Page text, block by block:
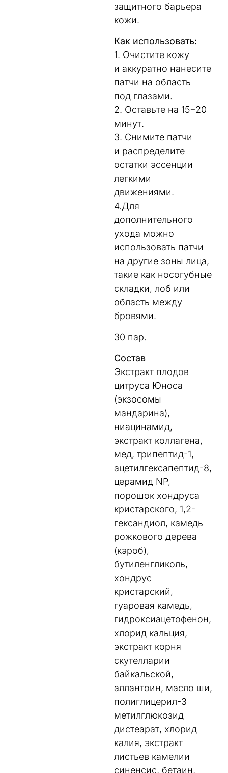
защитного барьера
кожи.
Как использовать:
1. Очистите кожу
и аккуратно нанесите
патчи на область
под глазами.
2. Оставьте на 15−20
минут.
3. Снимите патчи
и распределите
остатки эссенции
легкими
движениями.
4.Для
дополнительного
ухода можно
использовать патчи
на другие зоны лица,
такие как носогубные
складки, лоб или
область между
бровями.
30 пар.
Состав
Экстракт плодов
цитруса Юноса
(экзосомы
мандарина),
ниацинамид,
экстракт коллагена,
мед, трипептид-1,
ацетилгексапептид-8,
церамид NP,
порошок хондруса
кристарского, 1,2-
гександиол, камедь
рожкового дерева
(кэроб),
бутиленгликоль,
хондрус
кристарский,
гуаровая камедь,
гидроксиацетофенон,
хлорид кальция,
экстракт корня
скутелларии
байкальской,
аллантоин, масло ши,
полиглицерил-3
метилглюкозид
дистеарат, хлорид
калия, экстракт
листьев камелии
синенсис, бетаин,